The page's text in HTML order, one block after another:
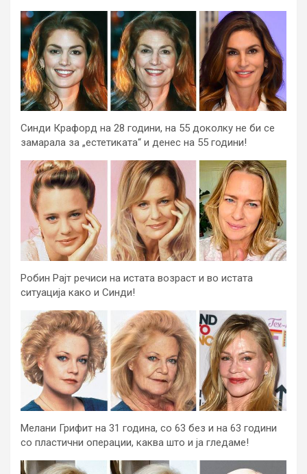
Синди Крафорд на 28 години, на 55 доколку не би се
замарала за „естетиката“ и денес на 55 години!
Робин Рајт речиси на истата возраст и во истата
ситуација како и Синди!
Мелани Грифит на 31 година, со 63 без и на 63 години
со пластични операции, каква што и ја гледаме!